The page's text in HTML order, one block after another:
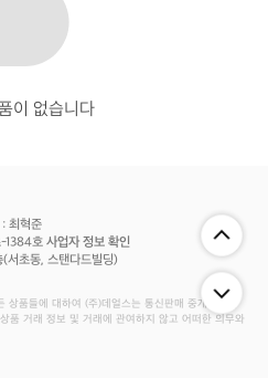
이 없습니다
최혁준
1384호 사업자 정보 확인
서초동, 스탠다드빌딩)
품들에 대하여 (주)데얼스는 통신판매 중개자로서
품 거래 정보 및 거래에 관여하지 않고 어떠한 의무와